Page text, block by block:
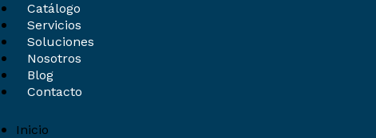
Catálogo
Servicios
Soluciones
Nosotros
Blog
Contacto
Inicio